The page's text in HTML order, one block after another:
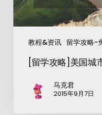
教程&资讯 留学攻略-
[留学攻略]美国城
马克君
2015年9月7日